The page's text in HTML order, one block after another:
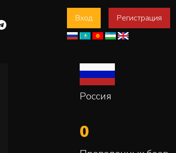
Вход Регистрация
Россия
0